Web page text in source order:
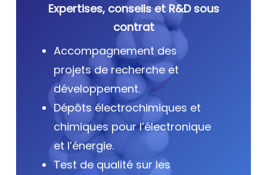
Expertises, conseils et R&D sous
contrat
Accompagnement des
projets de recherche et
développement.
Dépôts électrochimiques et
chimiques pour l’électronique
et l’énergie.
Test de qualité sur les